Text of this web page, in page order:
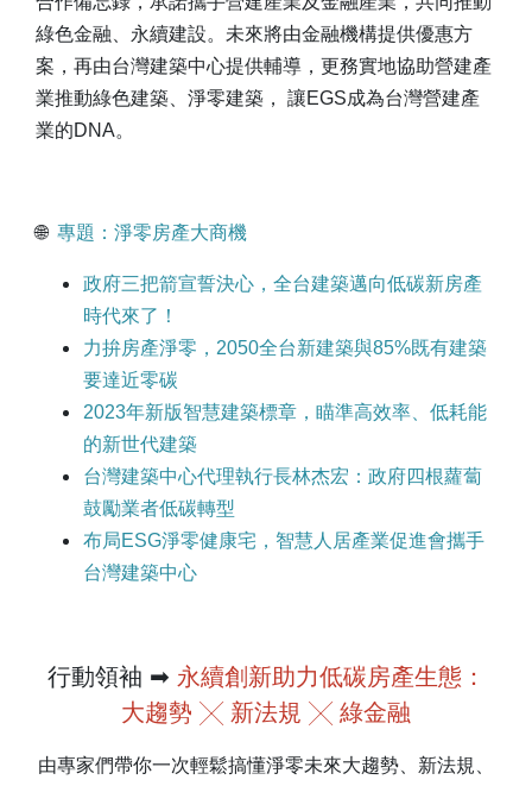
綠色金融、永續建設。未來將由金融機構提供優惠方
案，再由台灣建築中心提供輔導，更務實地協助營建產
業推動綠色建築、淨零建築， 讓EGS成為台灣營建產
業的DNA。
🌐 專題：淨零房產大商機
政府三把箭宣誓決心，全台建築邁向低碳新房產
時代來了！
力拚房產淨零，2050全台新建築與85%既有建築
要達近零碳
2023年新版智慧建築標章，瞄準高效率、低耗能
的新世代建築
台灣建築中心代理執行長林杰宏：政府四根蘿蔔
鼓勵業者低碳轉型
布局ESG淨零健康宅，智慧人居產業促進會攜手
台灣建築中心
行動領袖 ➡ 永續創新助力低碳房產生態：
大趨勢 ╳ 新法規 ╳ 綠金融
由專家們帶你一次輕鬆搞懂淨零未來大趨勢、新法規、